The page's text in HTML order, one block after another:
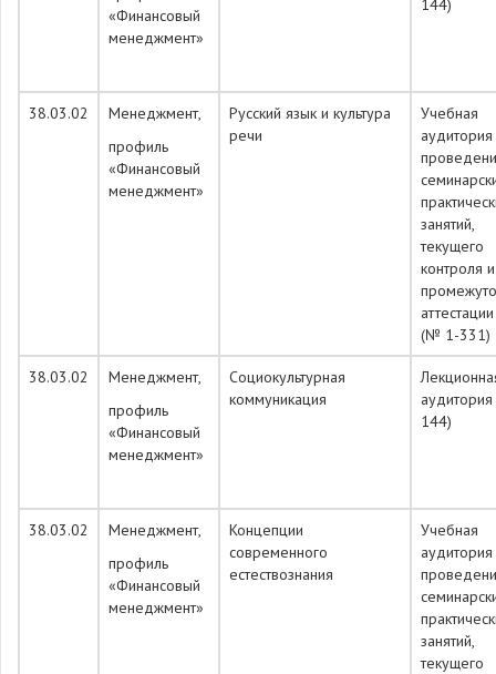
«Финансовый
менеджмент»
144)
38.03.02
Менеджмент,
профиль
«Финансовый
менеджмент»
Русский язык и культура
речи
Учебная
занятий,
текущего
контроля и
аттестации
(№ 1-331)
38.03.02
Менеджмент,
профиль
«Финансовый
менеджмент»
Социокультурная
коммуникация
144)
38.03.02
Менеджмент,
профиль
«Финансовый
менеджмент»
Концепции
современного
естествознания
Учебная
занятий,
текущего